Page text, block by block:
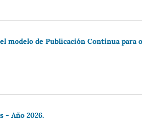
modelo de Publicación Continua
- Año 2026.